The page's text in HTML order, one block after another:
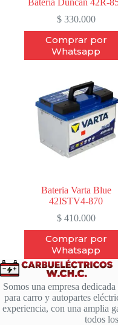
$330.000
Comprar por
Whatsapp
Bateria Varta Blue
42ISTV4-870
$410.000
Comprar por
Whatsapp
Somos una empresa
para carro y autopartes
experiencia, con una amplia
todos